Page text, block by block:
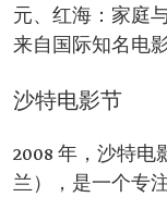
元、红海：家庭
来自国际知名电
沙特电影节
2008 年，沙特电
兰），是一个专